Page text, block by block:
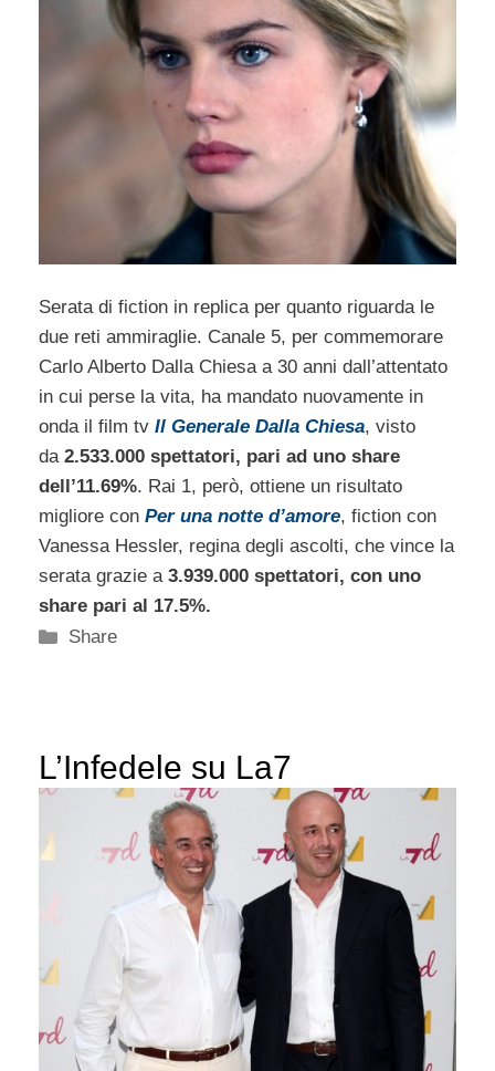
Serata di fiction in replica per quanto riguarda le
due reti ammiraglie. Canale 5, per commemorare
Carlo Alberto Dalla Chiesa a 30 anni dall’attentato
in cui perse la vita, ha mandato nuovamente in
onda il film tv Il Generale Dalla Chiesa, visto
da 2.533.000 spettatori, pari ad uno share
dell’11.69%. Rai 1, però, ottiene un risultato
migliore con Per una notte d’amore, fiction con
Vanessa Hessler, regina degli ascolti, che vince la
serata grazie a 3.939.000 spettatori, con uno
share pari al 17.5%.
Categorie
Share
L’Infedele su La7